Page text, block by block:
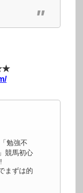
勉強不
競馬初心
まずは的